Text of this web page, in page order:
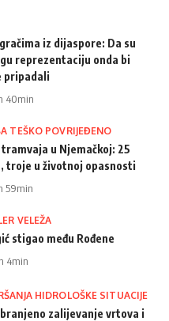
iz dijaspore: Da su
reprezentaciju onda bi
pripadali
40min
TEŠKO POVRIJEĐENO
u Njemačkoj: 25
troje u životnoj opasnosti
59min
VELEŽA
stigao među Rođene
4min
HIDROLOŠKE SITUACIJE
zalijevanje vrtova i